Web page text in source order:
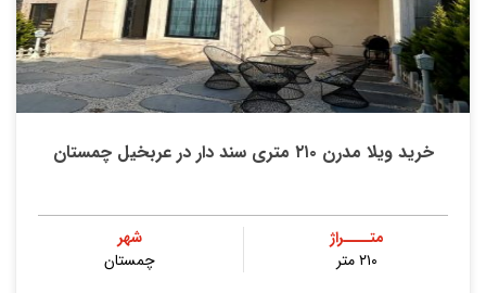
خرید ویلا مدرن ۲۱۰ متری سند دار در عربخیل چمستان
متــــراژ
۲۱۰ متر
شهر
چمستان